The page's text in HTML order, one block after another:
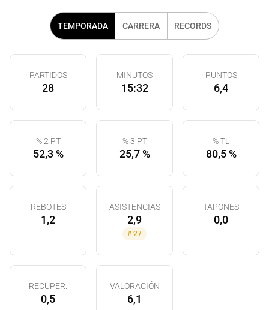
TEMPORADA CARRERA RECORDS
PARTIDOS
28
MINUTOS
15:32
PUNTOS
6,4
% 2 PT
52,3 %
% 3 PT
25,7 %
% TL
80,5 %
REBOTES
1,2
ASISTENCIAS
2,9
# 27
TAPONES
0,0
RECUPER.
0,5
VALORACIÓN
6,1